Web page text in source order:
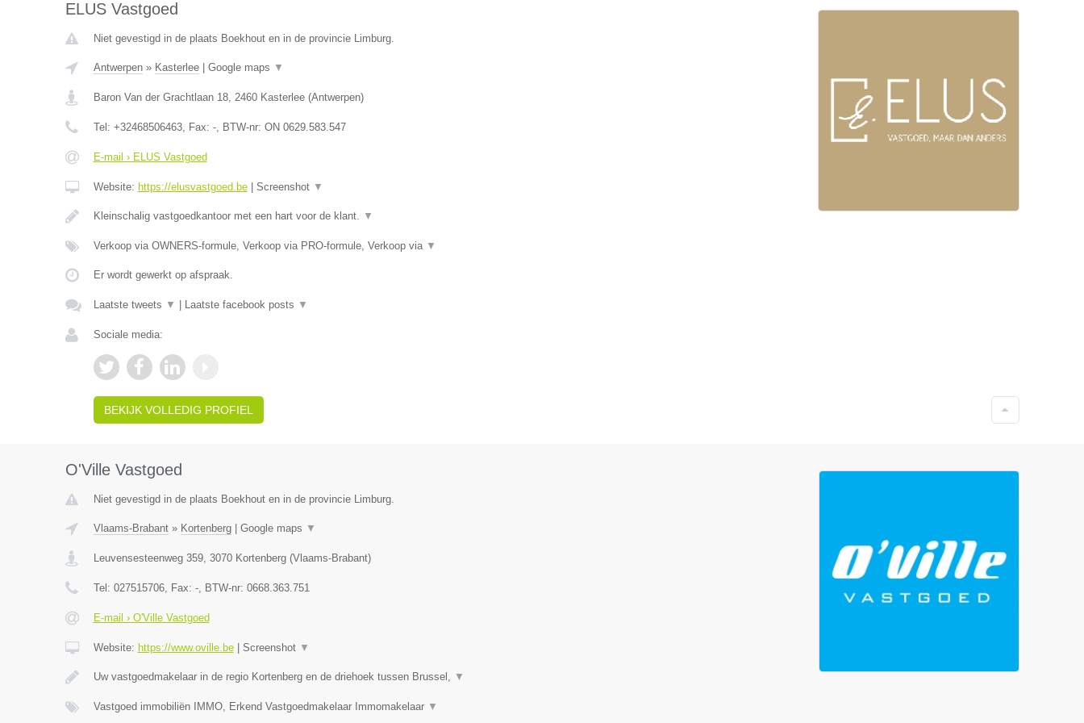
ELUS Vastgoed
Niet gevestigd in de plaats Boekhout en in de provincie Limburg.
Antwerpen» Kasterlee| Google maps ▼
Baron Van der Grachtlaan 18, 2460 Kasterlee(Antwerpen)
Tel: +32468506463, Fax: -, BTW-nr: ON 0629.583.547
E-mail › ELUS Vastgoed
Website: https://elusvastgoed.be| Screenshot ▼
Kleinschalig vastgoedkantoor met een hart voor de klant. ▼
Verkoop via OWNERS-formule, Verkoop via PRO-formule, Verkoop via ▼
Er wordt gewerkt op afspraak.
Laatste tweets ▼ Laatste facebook posts ▼
Sociale media:
BEKIJK VOLLEDIG PROFIEL
O'Ville Vastgoed
Niet gevestigd in de plaats Boekhout en in de provincie Limburg.
Vlaams-Brabant» Kortenberg| Google maps ▼
Leuvensesteenweg 359, 3070 Kortenberg(Vlaams-Brabant)
Tel: 027515706, Fax: -, BTW-nr: 0668.363.751
E-mail › O'Ville Vastgoed
Website: https://www.oville.be| Screenshot ▼
Uw vastgoedmakelaar in de regio Kortenberg en de driehoek tussen Brussel, ▼
Vastgoed immobiliën IMMO, Erkend Vastgoedmakelaar Immomakelaar ▼